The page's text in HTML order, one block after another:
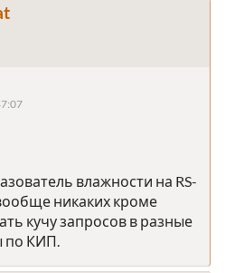
влажности на RS-
никаких кроме
кучу запросов в разные
КИП.